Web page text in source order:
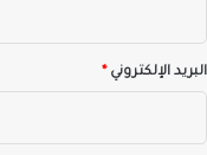
البريد الإلكتروني*